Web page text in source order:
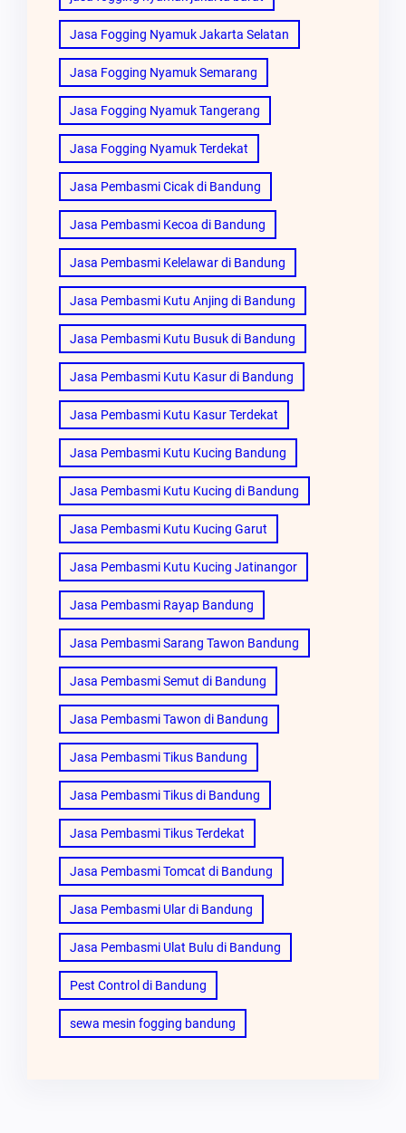
Jasa Fogging Nyamuk Jakarta Selatan
Jasa Fogging Nyamuk Semarang
Jasa Fogging Nyamuk Tangerang
Jasa Fogging Nyamuk Terdekat
Jasa Pembasmi Cicak di Bandung
Jasa Pembasmi Kecoa di Bandung
Jasa Pembasmi Kelelawar di Bandung
Jasa Pembasmi Kutu Anjing di Bandung
Jasa Pembasmi Kutu Busuk di Bandung
Jasa Pembasmi Kutu Kasur di Bandung
Jasa Pembasmi Kutu Kasur Terdekat
Jasa Pembasmi Kutu Kucing Bandung
Jasa Pembasmi Kutu Kucing di Bandung
Jasa Pembasmi Kutu Kucing Garut
Jasa Pembasmi Kutu Kucing Jatinangor
Jasa Pembasmi Rayap Bandung
Jasa Pembasmi Sarang Tawon Bandung
Jasa Pembasmi Semut di Bandung
Jasa Pembasmi Tawon di Bandung
Jasa Pembasmi Tikus Bandung
Jasa Pembasmi Tikus di Bandung
Jasa Pembasmi Tikus Terdekat
Jasa Pembasmi Tomcat di Bandung
Jasa Pembasmi Ular di Bandung
Jasa Pembasmi Ulat Bulu di Bandung
Pest Control di Bandung
sewa mesin fogging bandung